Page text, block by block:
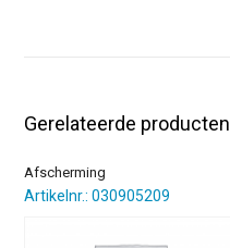
Gerelateerde producten
Afscherming
Artikelnr.: 030905209